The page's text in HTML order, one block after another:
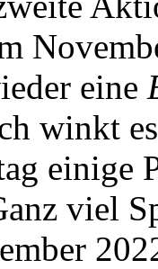
eine
winkt
einige
viel